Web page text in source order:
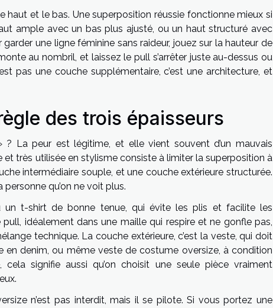
et le bas. Une superposition réussie fonctionne mieux si
ample avec un bas plus ajusté, ou un haut structuré avec
une ligne féminine sans raideur, jouez sur la hauteur de
au nombril, et laissez le pull s’arrêter juste au-dessus ou
pas une couche supplémentaire, c’est une architecture, et
des trois épaisseurs
? La peur est légitime, et elle vient souvent d’un mauvais
et très utilisée en stylisme consiste à limiter la superposition à
intermédiaire souple, et une couche extérieure structurée.
qu’on ne voit plus.
un t-shirt de bonne tenue, qui évite les plis et facilite les
idéalement dans une maille qui respire et ne gonfle pas,
technique. La couche extérieure, c’est la veste, qui doit
en denim, ou même veste de costume oversize, à condition
signifie aussi qu’on choisit une seule pièce vraiment
n’est pas interdit, mais il se pilote. Si vous portez une